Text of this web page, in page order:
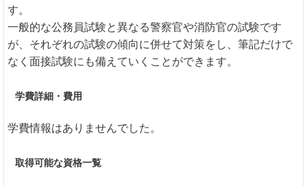
す。
一般的な公務員試験と異なる警察官や消防官の試験です
が、それぞれの試験の傾向に併せて対策をし、筆記だけで
なく面接試験にも備えていくことができます。
学費詳細・費用
学費情報はありませんでした。
取得可能な資格一覧